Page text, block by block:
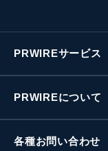
PRWIREサービス
PRWIREについて
各種お問い合わせ